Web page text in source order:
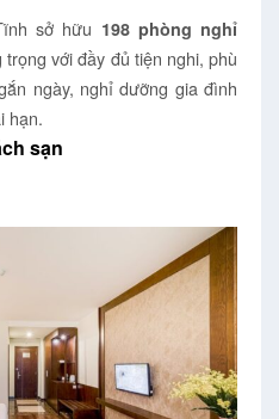
sở hữu 198 phòng nghỉ
với đầy đủ tiện nghi, phù
ngày, nghỉ dưỡng gia đình
hạn.
sạn